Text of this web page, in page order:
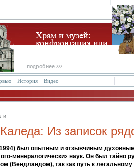
История Видео
Из записок
был опытным и отзывчивым
минералогических наук. Он был тайно
(Вендландом), так как путь к